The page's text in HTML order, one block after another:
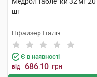
шт
Пфайзер Італія
Є в наявності
від 686.10 грн